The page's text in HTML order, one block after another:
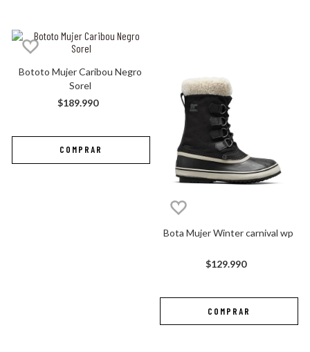
Bototo Mujer Caribou Negro
Sorel
$189.990
Bota Mujer Winter carnival wp
$129.990